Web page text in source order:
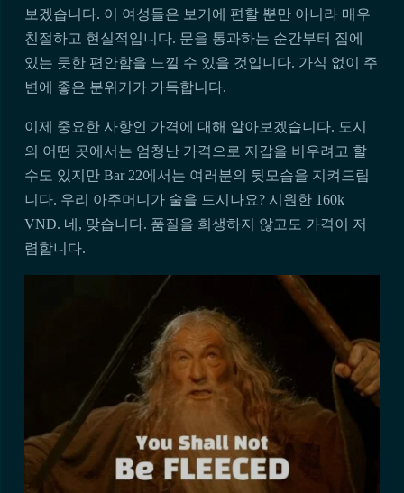
보겠습니다. 이 여성들은 보기에 편할 뿐만 아니라 매우
친절하고 현실적입니다. 문을 통과하는 순간부터 집에
있는 듯한 편안함을 느낄 수 있을 것입니다. 가식 없이 주
변에 좋은 분위기가 가득합니다.
이제 중요한 사항인 가격에 대해 알아보겠습니다. 도시
의 어떤 곳에서는 엄청난 가격으로 지갑을 비우려고 할
수도 있지만 Bar 22에서는 여러분의 뒷모습을 지켜드립
니다. 우리 아주머니가 술을 드시나요? 시원한 160k
VND. 네, 맞습니다. 품질을 희생하지 않고도 가격이 저
렴합니다.